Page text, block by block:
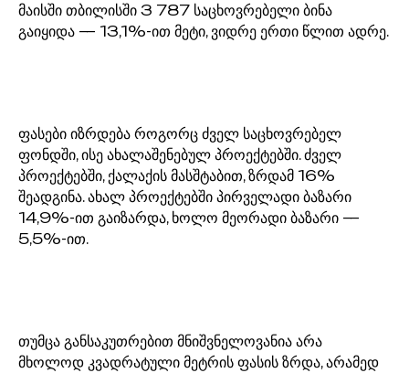
მაისში თბილისში 3 787 საცხოვრებელი ბინა
გაიყიდა — 13,1%-ით მეტი, ვიდრე ერთი წლით ადრე.
ფასები იზრდება როგორც ძველ საცხოვრებელ
ფონდში, ისე ახალაშენებულ პროექტებში. ძველ
პროექტებში, ქალაქის მასშტაბით, ზრდამ 16%
შეადგინა. ახალ პროექტებში პირველადი ბაზარი
14,9%-ით გაიზარდა, ხოლო მეორადი ბაზარი —
5,5%-ით.
თუმცა განსაკუთრებით მნიშვნელოვანია არა
მხოლოდ კვადრატული მეტრის ფასის ზრდა, არამედ